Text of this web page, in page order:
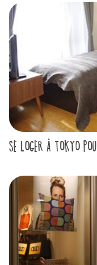
SE LOGER À TOKYO